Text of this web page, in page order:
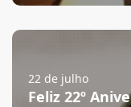
22 de julho
Feliz 22º